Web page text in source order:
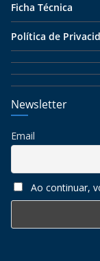
Ficha Técnica
Política de
Newsletter
Email
Ao continuar,